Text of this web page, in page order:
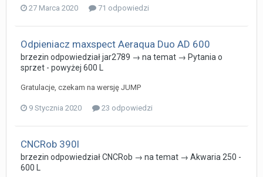
27 Marca 2020 71 odpowiedzi
Odpieniacz maxspect Aeraqua Duo AD 600
brzezin odpowiedziałjar2789 → na temat → Pytania o
sprzet - powyżej 600 L
Gratulacje, czekam na wersję JUMP
9 Stycznia 2020 23 odpowiedzi
CNCRob 390l
brzezin odpowiedziałCNCRob → na temat → Akwaria 250 -
600 L